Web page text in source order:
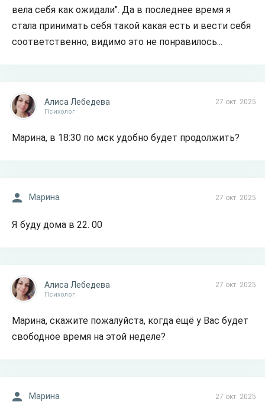
вела себя как ожидали". Да в последнее время я
стала принимать себя такой какая есть и вести себя
соответственно, видимо это не понравилось...
27 окт. 2025
Алиса Лебедева
Психолог
Марина, в 18:30 по мск удобно будет продолжить?
27 окт. 2025
Марина
Я буду дома в 22. 00
27 окт. 2025
Алиса Лебедева
Психолог
Марина, скажите пожалуйста, когда ещё у Вас будет
свободное время на этой неделе?
27 окт. 2025
Марина